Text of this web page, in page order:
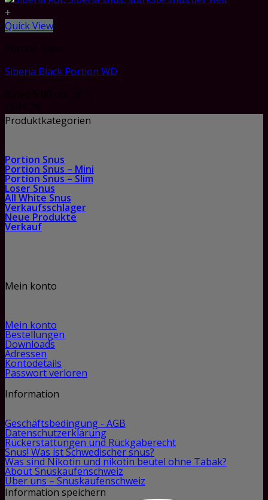
+
Quick View
Siberia Black Portion WD
Produktkategorien
Portion Snus
Portion Snus – Mini
Portion Snus – Slim
Loser Snus
All White Snus
Verkaufsschlager
Neue Produkte
Verkauf
Mein konto
Mein konto
Bestellungen
Downloads
Adressen
Kontodetails
Passwort verloren
Information
Geschäftsbedingung - AGB
Datenschutzerklärung
Rückerstattungen und Rückgaberecht
Snus! Was ist Schwedischer snus?
Was sind Nikotin und nikotin beutel ohne Tabak?
About Snuskaufenschweiz
Über uns – Snuskaufenschweiz
Information speichern